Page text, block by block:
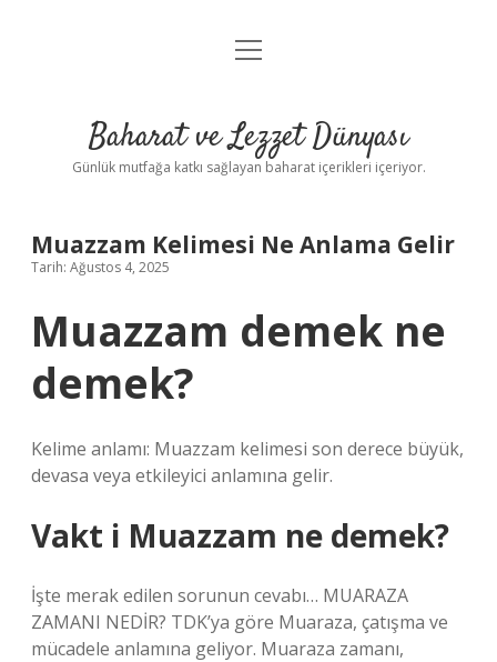
Anasayfa
Yasal Uyarı
menüyü
Baharat ve Lezzet Dünyası
Günlük mutfağa katkı sağlayan baharat içerikleri içeriyor.
Muazzam Kelimesi Ne Anlama Gelir
Tarih: Ağustos 4, 2025
Muazzam demek ne
demek?
Kelime anlamı: Muazzam kelimesi son derece büyük,
devasa veya etkileyici anlamına gelir.
Vakt i Muazzam ne demek?
İşte merak edilen sorunun cevabı… MUARAZA
ZAMANI NEDİR? TDK’ya göre Muaraza, çatışma ve
mücadele anlamına geliyor. Muaraza zamanı,